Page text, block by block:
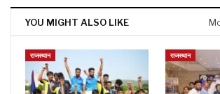
YOU MIGHT ALSO LIKE
राजस्थान राजस्थान